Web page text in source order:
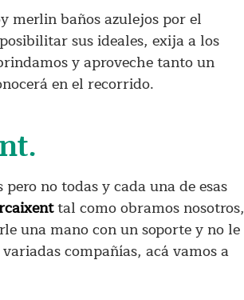
merlin baños azulejos por el
sus ideales, exija a los
y aproveche tanto un
en el recorrido.
no todas y cada una de esas
tal como obramos nosotros,
una mano con un soporte y no le
compañías, acá vamos a